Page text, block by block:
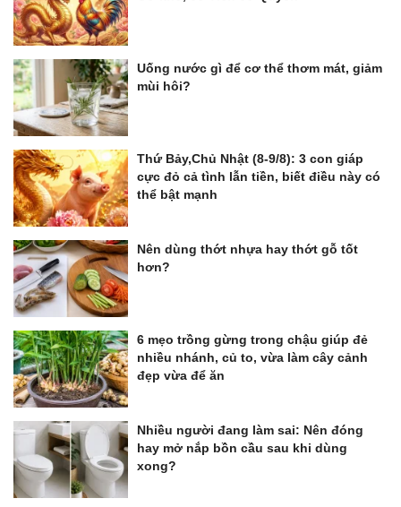
Uống nước gì để cơ thể thơm mát, giảm
mùi hôi?
Thứ Bảy,Chủ Nhật (8-9/8): 3 con giáp
cực đỏ cả tình lẫn tiền, biết điều này có
thể bật mạnh
Nên dùng thớt nhựa hay thớt gỗ tốt
hơn?
6 mẹo trồng gừng trong chậu giúp đẻ
nhiều nhánh, củ to, vừa làm cây cảnh
đẹp vừa để ăn
Nhiều người đang làm sai: Nên đóng
hay mở nắp bồn cầu sau khi dùng
xong?